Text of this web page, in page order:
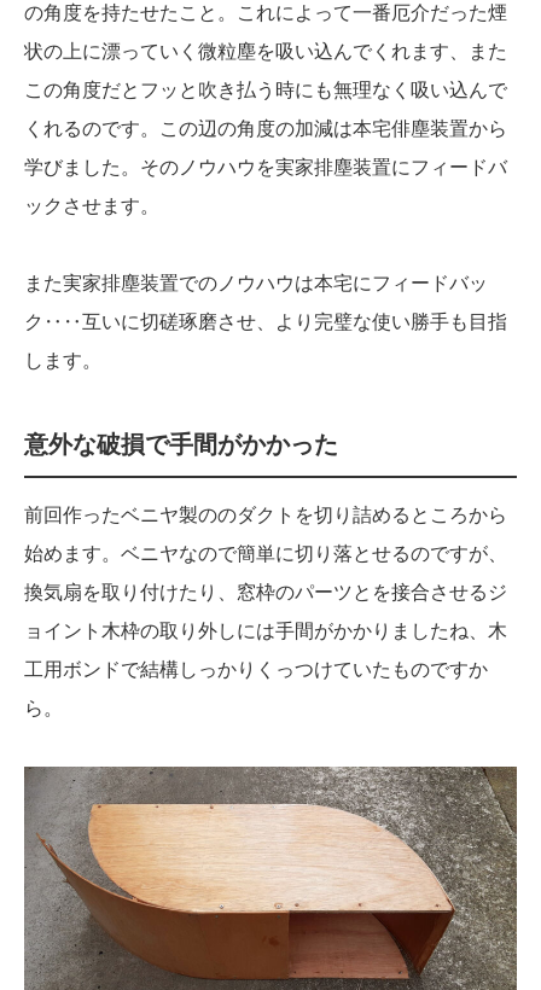
の角度を持たせたこと。これによって一番厄介だった煙
状の上に漂っていく微粒塵を吸い込んでくれます、また
この角度だとフッと吹き払う時にも無理なく吸い込んで
くれるのです。この辺の角度の加減は本宅俳塵装置から
学びました。そのノウハウを実家排塵装置にフィードバ
ックさせます。
また実家排塵装置でのノウハウは本宅にフィードバッ
ク‥‥互いに切磋琢磨させ、より完璧な使い勝手も目指
します。
意外な破損で手間がかかった
前回作ったベニヤ製ののダクトを切り詰めるところから
始めます。ベニヤなので簡単に切り落とせるのですが、
換気扇を取り付けたり、窓枠のパーツとを接合させるジ
ョイント木枠の取り外しには手間がかかりましたね、木
工用ボンドで結構しっかりくっつけていたものですか
ら。